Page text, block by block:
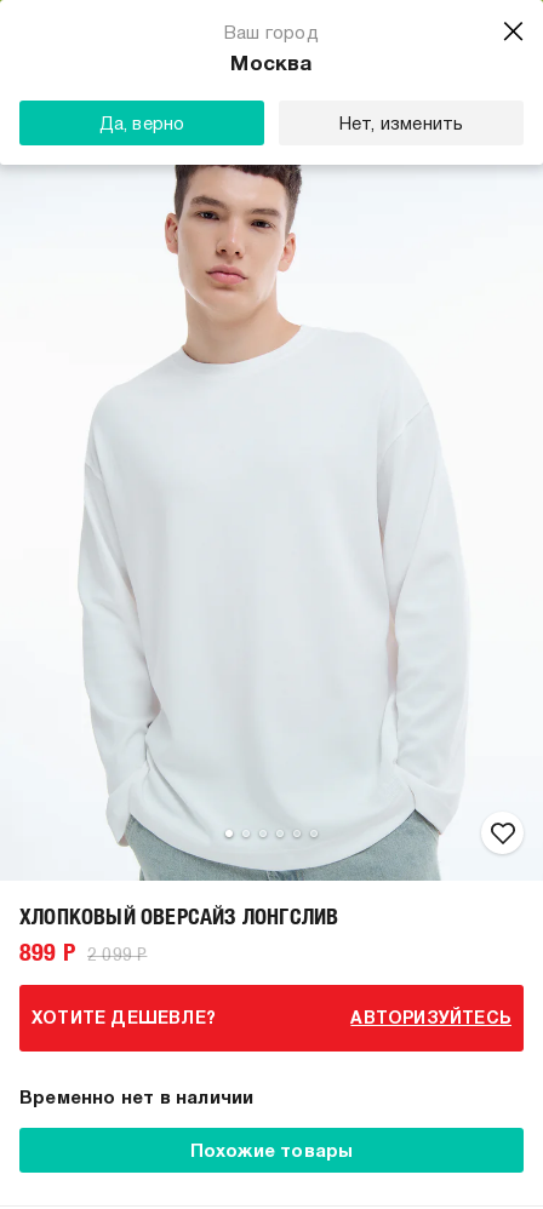
Ваш город
Москва
Да, верно Нет, изменить
ХЛОПКОВЫЙ ОВЕРСАЙЗ ЛОНГСЛИВ
899 Р 2 099 Р
ХОТИТЕ ДЕШЕВЛЕ? АВТОРИЗУЙТЕСЬ
Временно нет в наличии
Похожие товары
Магазин одежды для тебя